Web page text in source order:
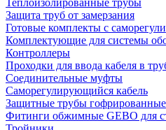
Защита труб от замерзания
Готовые комплекты с
Комплектующие для системы
Контроллеры
Проходки для ввода кабеля в
Соединительные муфты
Саморегулирующийся кабель
Защитные трубы гофрированные
Фитинги обжимные GEBO для